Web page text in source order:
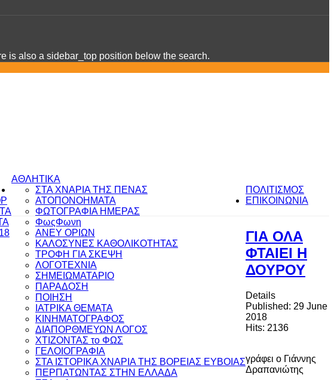
is also a sidebar_top position below the search.
ΑΘΛΗΤΙΚΑ
ΠΟΛΙΤΙΣΜΟΣ
ΣΤΑ ΧΝΑΡΙΑ ΤΗΣ ΠΕΝΑΣ
ΑΤΟΠΟΝΟΗΜΑΤΑ
ΦΩΤΟΓΡΑΦΙΑ ΗΜΕΡΑΣ
ΦωςΦωνη
ANEY ΟΡΙΩΝ
ΚΑΛΟΣΥΝΕΣ ΚΑΘΟΛΙΚΟΤΗΤΑΣ
ΤΡΟΦΗ ΓΙΑ ΣΚΕΨΗ
ΛΟΓΟΤΕΧΝΙΑ
ΣΗΜΕΙΩΜΑΤΑΡΙΟ
ΠΑΡΑΔΟΣΗ
ΠΟΙΗΣΗ
ΙΑΤΡΙΚΑ ΘΕΜΑΤΑ
ΚΙΝΗΜΑΤΟΓΡΑΦΟΣ
ΔΙΑΠΟΡΘΜΕΥΩΝ ΛΟΓΟΣ
ΧΤΙΖΟΝΤΑΣ το ΦΩΣ
ΓΕΛΟΙΟΓΡΑΦΙΑ
ΣΤΑ ΙΣΤΟΡΙΚΑ ΧΝΑΡΙΑ ΤΗΣ ΒΟΡΕΙΑΣ ΕΥΒΟΙΑΣ
ΠΕΡΠΑΤΩΝΤΑΣ ΣΤΗΝ ΕΛΛΑΔΑ
ΕΠΙΚΟΙΝΩΝΙΑ
ΓΙΑ ΟΛΑ
ΦΤΑΙΕΙ Η
ΔΟΥΡΟΥ
Details
Published: 29 June
2018
Hits: 2136
γράφει ο Γιάννης
Δραπανιώτης